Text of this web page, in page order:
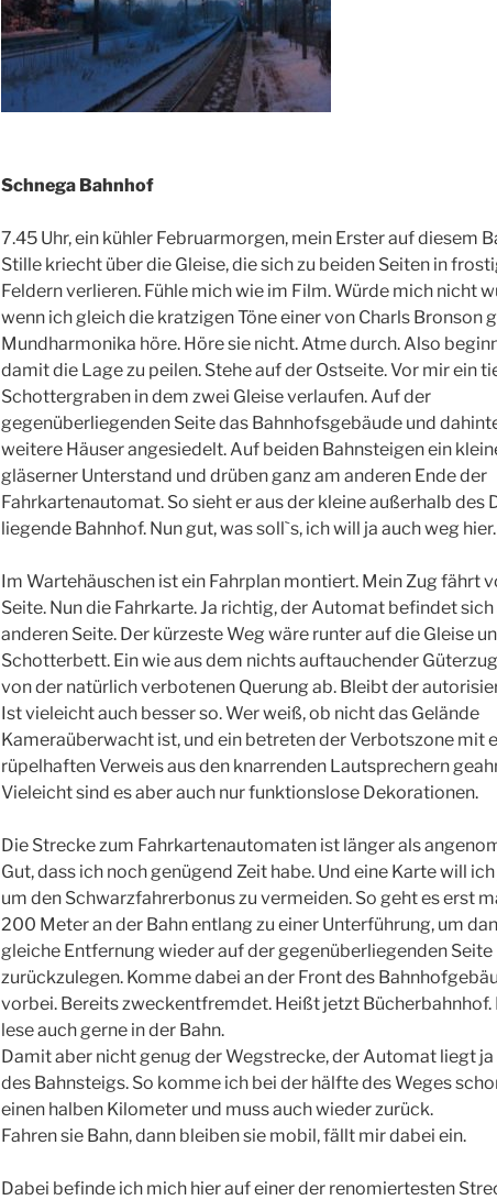
Schnega Bahnhof
7.45 Uhr, ein kühler Februarmorgen, mein Erster auf diesem
Stille kriecht über die Gleise, die sich zu beiden Seiten in
Feldern verlieren. Fühle mich wie im Film. Würde mich nicht
wenn ich gleich die kratzigen Töne einer von Charls Bronson
Mundharmonika höre. Höre sie nicht. Atme durch. Also
damit die Lage zu peilen. Stehe auf der Ostseite. Vor mir ein
Schottergraben in dem zwei Gleise verlaufen. Auf der
gegenüberliegenden Seite das Bahnhofsgebäude und
weitere Häuser angesiedelt. Auf beiden Bahnsteigen ein
gläserner Unterstand und drüben ganz am anderen Ende der
Fahrkartenautomat. So sieht er aus der kleine außerhalb des
liegende Bahnhof. Nun gut, was soll`s, ich will ja auch weg hier.
Im Wartehäuschen ist ein Fahrplan montiert. Mein Zug fährt
Seite. Nun die Fahrkarte. Ja richtig, der Automat befindet
anderen Seite. Der kürzeste Weg wäre runter auf die Gleise
Schotterbett. Ein wie aus dem nichts auftauchender
von der natürlich verbotenen Querung ab. Bleibt der
Ist vieleicht auch besser so. Wer weiß, ob nicht das Gelände
Kameraüberwacht ist, und ein betreten der Verbotszone mit
rüpelhaften Verweis aus den knarrenden Lautsprechern
Vieleicht sind es aber auch nur funktionslose Dekorationen.
Die Strecke zum Fahrkartenautomaten ist länger als
Gut, dass ich noch genügend Zeit habe. Und eine Karte will
um den Schwarzfahrerbonus zu vermeiden. So geht es erst
200 Meter an der Bahn entlang zu einer Unterführung, um
gleiche Entfernung wieder auf der gegenüberliegenden Seite
zurückzulegen. Komme dabei an der Front des
vorbei. Bereits zweckentfremdet. Heißt jetzt Bücherbahnhof.
lese auch gerne in der Bahn.
Damit aber nicht genug der Wegstrecke, der Automat liegt ja
des Bahnsteigs. So komme ich bei der hälfte des Weges
einen halben Kilometer und muss auch wieder zurück.
Fahren sie Bahn, dann bleiben sie mobil, fällt mir dabei ein.
Dabei befinde ich mich hier auf einer der renomiertesten